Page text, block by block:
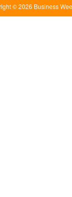
© 2026 Business